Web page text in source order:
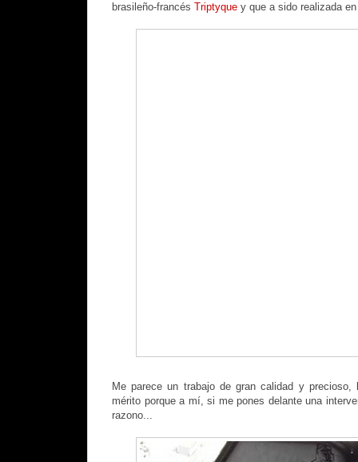
brasileño-francés Triptyque y que a sido realizada
Me parece un trabajo de gran calidad y precioso,
mérito porque a mí, si me pones delante una
razono...